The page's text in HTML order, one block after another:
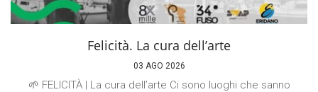
Felicità. La cura dell’arte
03 AGO 2026
🌱 FELICITÀ | La cura dell’arte Ci sono luoghi che sanno